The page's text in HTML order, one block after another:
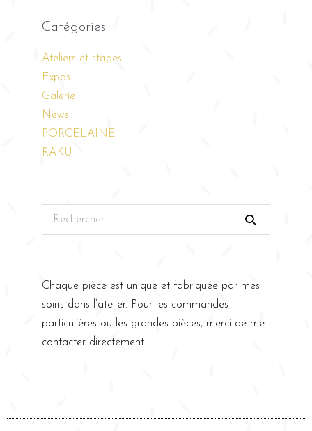
Catégories
Ateliers et stages
Expos
Galerie
News
PORCELAINE
RAKU
Chaque pièce est unique et fabriquée par mes
soins dans l’atelier. Pour les commandes
particulières ou les grandes pièces, merci de me
contacter directement.